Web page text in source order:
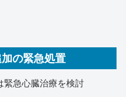
の緊急処置
緊急心臓治療を検討